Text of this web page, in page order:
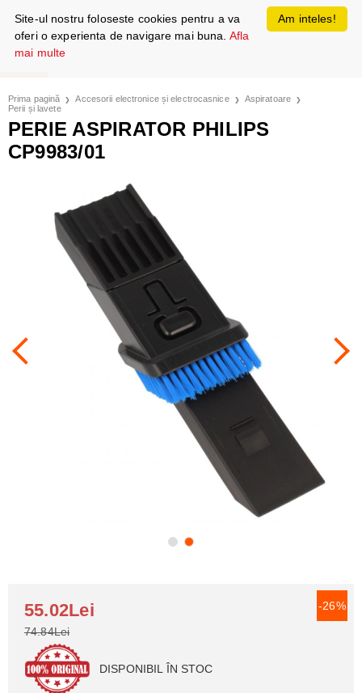
Prima pagină Accesorii electronice și electrocasnice
Aspiratoare
Perii și lavete
PERIE ASPIRATOR PHILIPS
CP9983/01
-26%
55.02Lei
74.84Lei
DISPONIBIL ÎN STOC
Am inteles!
Site-ul nostru foloseste cookies pentru a va
oferi o experienta de navigare mai buna. Afla
mai multe